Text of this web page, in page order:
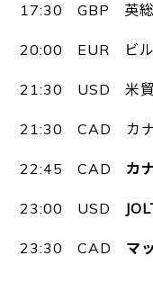
17:30 GBP 英総
20:00 EUR ビル
21:30 USD 米貿
21:30 CAD カナ
22:45 CAD カ
23:00 USD
23:30 CAD マ